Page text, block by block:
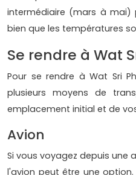
intermédiaire (mars à mai)
bien que les températures
Se rendre à Wat
Pour se rendre à Wat Sri
plusieurs moyens de
emplacement initial et de
Avion
Si vous voyagez depuis une
l'avion peut être une